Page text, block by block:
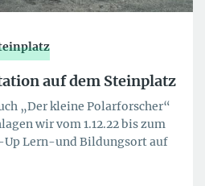
auf dem Steinplatz
„Der kleine Polarforscher“
wir vom 1.12.22 bis zum
Up Lern-und Bildungsort auf